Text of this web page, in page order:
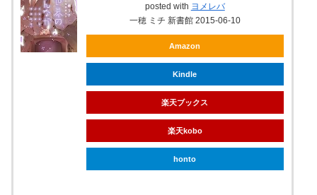
posted with ヨメレバ
一穂 ミチ 新書館 2015-06-10
Amazon
Kindle
楽天ブックス
楽天kobo
honto